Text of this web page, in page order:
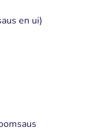
en ui)